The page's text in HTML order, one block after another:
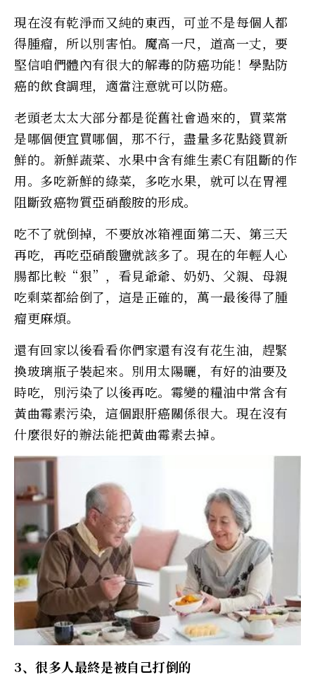
現在沒有乾淨而又純的東西，可並不是每個人都
得腫瘤，所以別害怕。魔高一尺，道高一丈，要
堅信咱們體內有很大的解毒的防癌功能！學點防
癌的飲食調理，適當注意就可以防癌。
老頭老太太大部分都是從舊社會過來的，買菜常
是哪個便宜買哪個，那不行，盡量多花點錢買新
鮮的。新鮮蔬菜、水果中含有維生素C有阻斷的作
用。多吃新鮮的綠菜，多吃水果，就可以在胃裡
阻斷致癌物質亞硝酸胺的形成。
吃不了就倒掉，不要放冰箱裡面第二天、第三天
再吃，再吃亞硝酸鹽就該多了。現在的年輕人心
腸都比較“狠”，看見爺爺、奶奶、父親、母親
吃剩菜都給倒了，這是正確的，萬一最後得了腫
瘤更麻煩。
還有回家以後看看你們家還有沒有花生油，趕緊
換玻璃瓶子裝起來。別用太陽曬，有好的油要及
時吃，別污染了以後再吃。霉變的糧油中常含有
黃曲霉素污染，這個跟肝癌關係很大。現在沒有
什麼很好的辦法能把黃曲霉素去掉。
3、很多人最終是被自己打倒的